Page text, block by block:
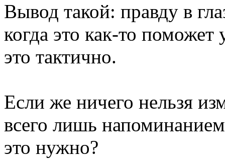
Вывод такой: правду в
когда это как-то поможет
это тактично.
Если же ничего нельзя
всего лишь
это нужно?